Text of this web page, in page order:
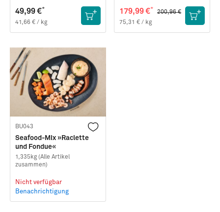
49,99 €*
41,66 € / kg
179,99 €*
200,96 €
75,31 € / kg
BU043
Seafood-Mix »Raclette
und Fondue«
1,335kg (Alle Artikel
zusammen)
Nicht verfügbar
Benachrichtigung